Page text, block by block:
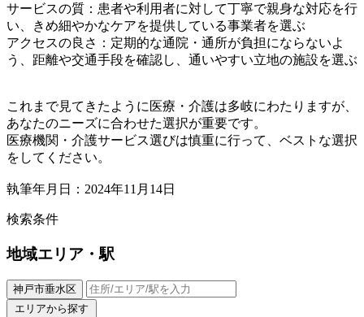
サービスの質：患者や利用者に対して丁寧で親身な対応を行
い、きめ細やかなケアを提供している事業者を選ぶ
アクセスの良さ：定期的な通院・通所が負担にならないよ
う、距離や交通手段を確認し、通いやすい立地の施設を選ぶ
これまで見てきたように医療・介護は多岐にわたりますが、
あなたのニーズに合わせた選択が重要です。
医療機関・介護サービス選びは慎重に行って、ベストな選択
をしてください。
執筆年月日：2024年11月14日
検索条件
地域エリア・駅
神戸市垂水区
エリアから探す